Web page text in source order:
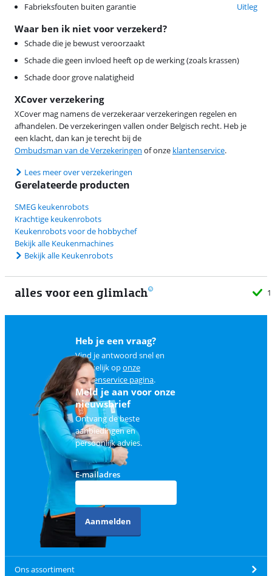
Fabrieksfouten buiten garantie
Uitleg
Waar ben ik niet voor verzekerd?
Schade die je bewust veroorzaakt
Schade die geen invloed heeft op de werking (zoals krassen)
Schade door grove nalatigheid
XCover verzekering
XCover mag namens de verzekeraar verzekeringen regelen en
afhandelen. De verzekeringen vallen onder Belgisch recht. Heb je
een klacht, dan kan je terecht bij de
Ombudsman van de Verzekeringen of onze klantenservice.
Lees meer over verzekeringen
Gerelateerde producten
SMEG keukenrobots
Krachtige keukenrobots
Keukenrobots voor de hobbychef
Bekijk alle Keukenmachines
Bekijk alle Keukenrobots
alles voor een glimlach
Heb je een vraag?
Vind je antwoord snel en
makkelijk oponze
klantenservice pagina.
Meld je aan voor onze
nieuwsbrief
Ontvang de beste
aanbiedingen en
persoonlijk advies.
E-mailadres
Aanmelden
Ons assortiment